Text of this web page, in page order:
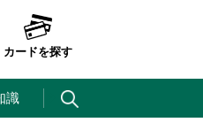
カードを探す
識